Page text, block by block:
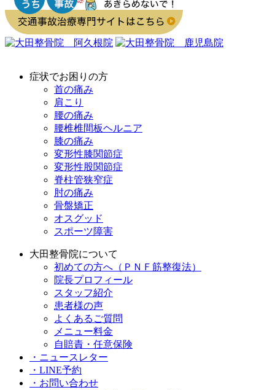
症状でお困りの方
首の痛み
肩こり
腰の痛み
腰椎椎間板ヘルニア
膝の痛み
変形性膝関節症
変形性股関節症
脊柱管狭窄症
肘の痛み
骨盤矯正
オスグッド
スポーツ障害
大田整骨院について
初めての方へ（ＰＮＦ筋整復法）
院長プロフィール
スタッフ紹介
患者様の声
よくあるご質問
メニュー料金
⾃賠責・任意保険
・ニュースレター
・LINE予約
・お問い合わせ